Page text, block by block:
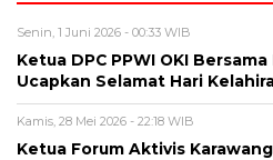
Senin, 1 Juni 2026 - 00:33 WIB
Ketua DPC PPWI OKI
Ucapkan Selamat Hari
Kamis, 28 Mei 2026 - 22:18 WIB
Ketua Forum Aktivis